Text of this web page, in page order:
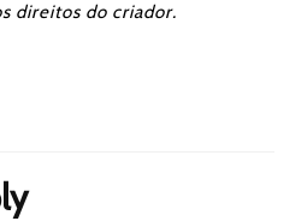
direitos do criador.